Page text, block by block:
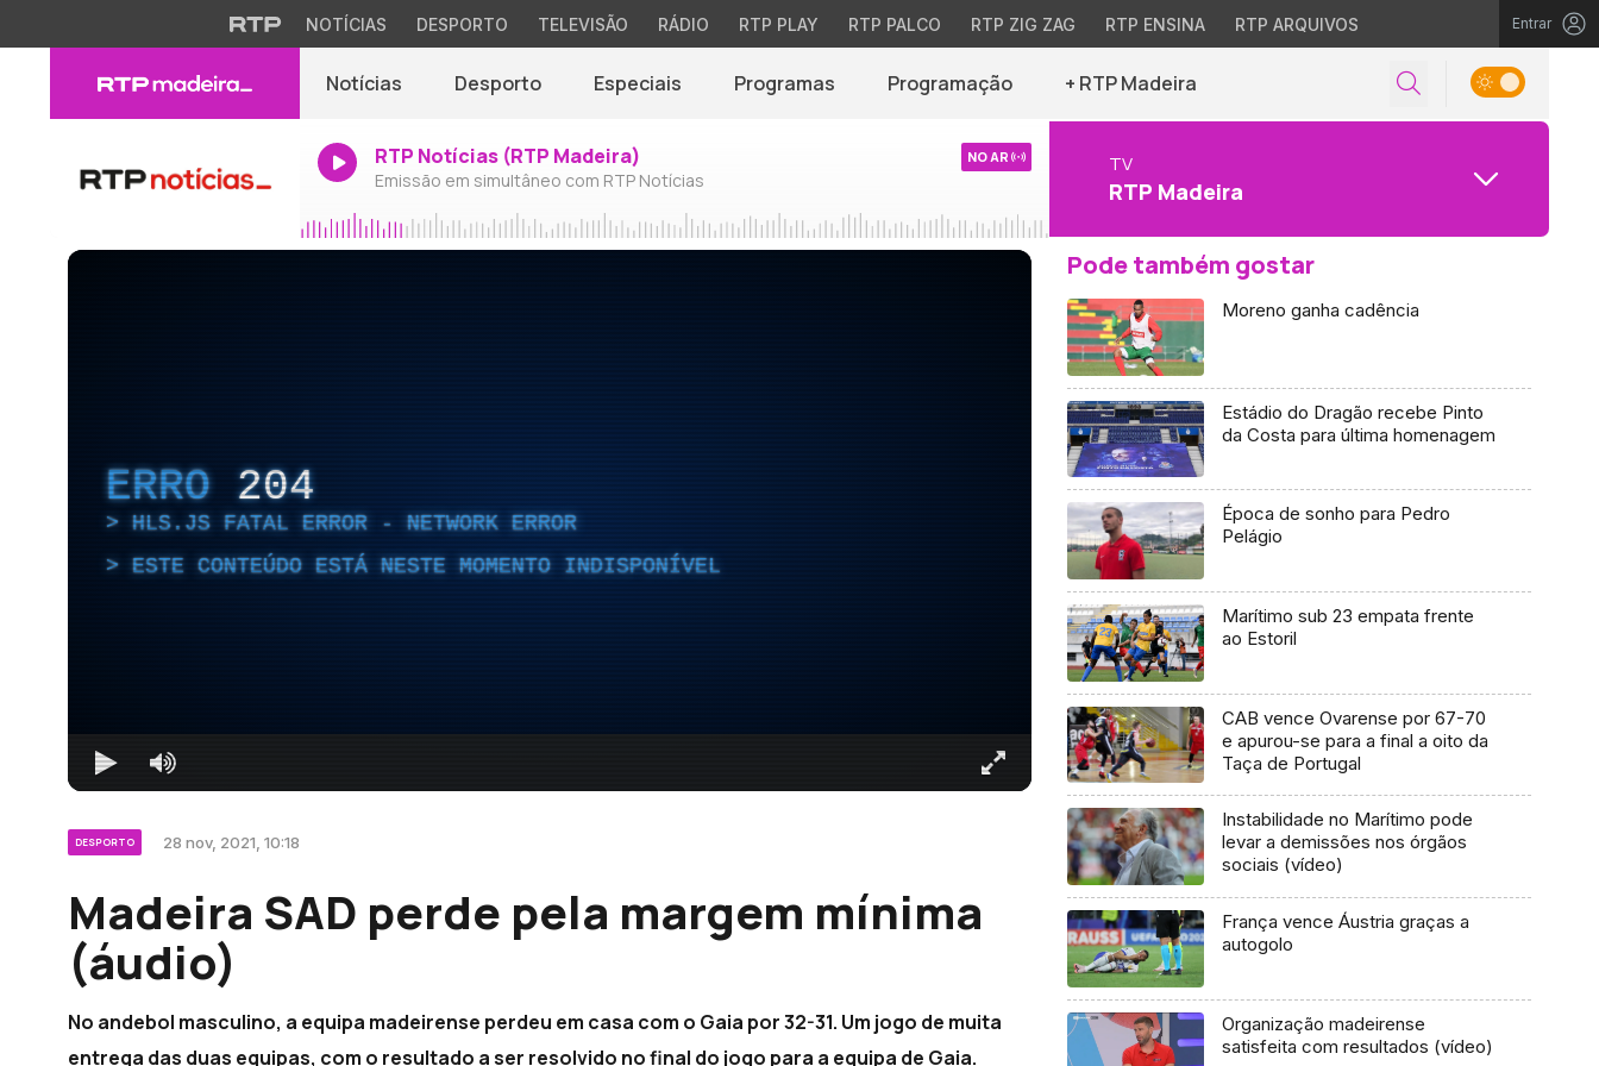
NOTÍCIAS DESPORTO TELEVISÃO RÁDIO RTP PLAY RTP PALCO RTP ZIG ZAG RTP ENSINA RTP ARQUIVOS Entrar
Notícias Desporto Especiais Programas Programação + RTP Madeira
RTP Notícias (RTP Madeira)
Emissão em simultâneo com RTP Notícias
NO AR TV
RTP Madeira
ERRO 204
HLS.JS FATAL ERROR - NETWORK ERROR
ESTE CONTEÚDO ESTÁ NESTE MOMENTO INDISPONÍVEL
DESPORTO 28 nov, 2021, 10:18
Madeira SAD perde pela margem mínima
(áudio)
No andebol masculino, a equipa madeirense perdeu em casa com o Gaia por 32-31. Um jogo de muita
entrega das duas equipas, com o resultado a ser resolvido no final do jogo para a equipa de Gaia.
Pode também gostar
Moreno ganha cadência
Estádio do Dragão recebe Pinto
da Costa para última homenagem
Época de sonho para Pedro
Pelágio
Marítimo sub 23 empata frente
ao Estoril
CAB vence Ovarense por 67-70
e apurou-se para a final a oito da
Taça de Portugal
Instabilidade no Marítimo pode
levar a demissões nos órgãos
sociais (vídeo)
França vence Áustria graças a
autogolo
Organização madeirense
satisfeita com resultados (vídeo)